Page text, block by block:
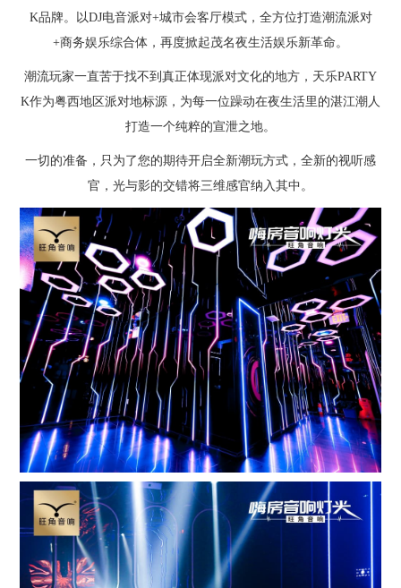
K品牌。以DJ电音派对+城市会客厅模式，全方位打造潮流派对
+商务娱乐综合体，再度掀起茂名夜生活娱乐新革命。
潮流玩家一直苦于找不到真正体现派对文化的地方，天乐PARTY
K作为粤西地区派对地标源，为每一位躁动在夜生活里的湛江潮人
打造一个纯粹的宣泄之地。
一切的准备，只为了您的期待开启全新潮玩方式，全新的视听感
官，光与影的交错将三维感官纳入其中。